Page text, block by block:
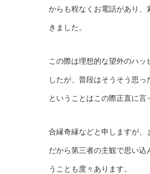
からも程なくお電話があり、
きました。
この際は理想的な望外のハッ
したが、普段はそうそう思っ
ということはこの際正直に言
合縁奇縁などと申しますが、
だから第三者の主観で思い
うことも度々あります。